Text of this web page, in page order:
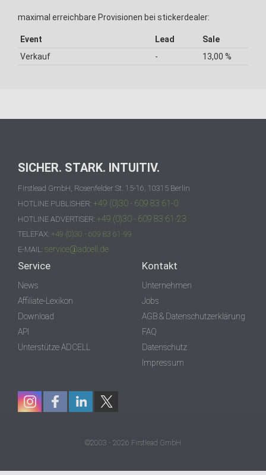
maximal erreichbare Provisionen bei stickerdealer:
Event Lead
Sale
Verkauf
- 13,00 %
SICHER. STARK. INTUITIV.
Firstlead GmbH, Rosenfelder St. 15-16, 10315 Berlin
HOTLINE PUBLISHER: +49 (0)30 - 609 83 61-0
HOTLINE ADVERTISER: +49 (0)30 - 609 83 61-23
TELEFAX: +49 (0)30 - 609 83 61-99
E-MAIL: service@adcell.de
Service
News
Affiliate-Lexikon
Download
API
Unterstütze ADCELL
Kontakt
Unternehmen
Jobs
AGB & Datenschutzerklärung
FAQ
Datenschutz
Impressum
©2003 - 2026 Firstlead GmbH